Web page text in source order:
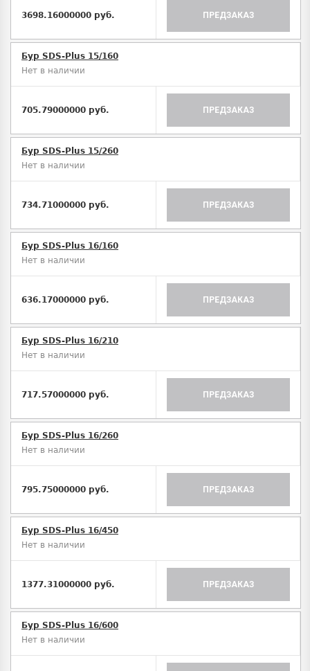
3698.16000000 руб. ПРЕДЗАКАЗ
Бур SDS-Plus 15/160
Нет в наличии
705.79000000 руб. ПРЕДЗАКАЗ
Бур SDS-Plus 15/260
Нет в наличии
734.71000000 руб. ПРЕДЗАКАЗ
Бур SDS-Plus 16/160
Нет в наличии
636.17000000 руб. ПРЕДЗАКАЗ
Бур SDS-Plus 16/210
Нет в наличии
717.57000000 руб. ПРЕДЗАКАЗ
Бур SDS-Plus 16/260
Нет в наличии
795.75000000 руб. ПРЕДЗАКАЗ
Бур SDS-Plus 16/450
Нет в наличии
1377.31000000 руб. ПРЕДЗАКАЗ
Бур SDS-Plus 16/600
Нет в наличии